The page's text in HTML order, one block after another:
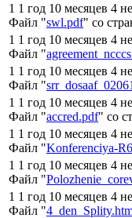
1 1 год 10 месяцев 4
Файл "swl.pdf" со
1 1 год 10 месяцев 4
Файл "
1 1 год 10 месяцев 4
Файл "
1 1 год 10 месяцев 4
Файл "accred.pdf" со
1 1 год 10 месяцев 4
Файл "Konferenciya-
1 1 год 10 месяцев 4
Файл "
1 1 год 10 месяцев 4
Файл "